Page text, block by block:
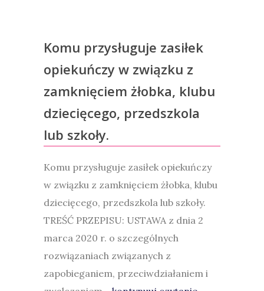
Komu przysługuje zasiłek
opiekuńczy w związku z
zamknięciem żłobka, klubu
dziecięcego, przedszkola
lub szkoły.
Komu przysługuje zasiłek opiekuńczy
w związku z zamknięciem żłobka, klubu
dziecięcego, przedszkola lub szkoły.
TREŚĆ PRZEPISU: USTAWA z dnia 2
marca 2020 r. o szczególnych
rozwiązaniach związanych z
zapobieganiem, przeciwdziałaniem i